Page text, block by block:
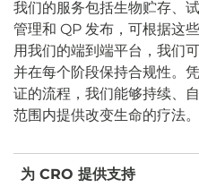
我们的服务包括生物贮存、
管理和 QP 发布，可根据这
用我们的端到端平台，我们
并在每个阶段保持合规性。
证的流程，我们能够持续、
范围内提供改变生命的疗法。
为 CRO 提供支持